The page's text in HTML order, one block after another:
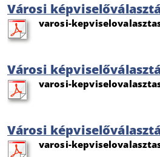
Városi
varosi-
Városi
varosi-
Városi
varosi-